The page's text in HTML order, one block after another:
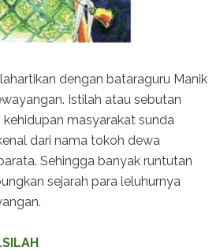
dengan bataraguru Manik
Istilah atau sebutan
masyarakat sunda
dari nama tokoh dewa
Sehingga banyak runtutan
sejarah para leluhurnya